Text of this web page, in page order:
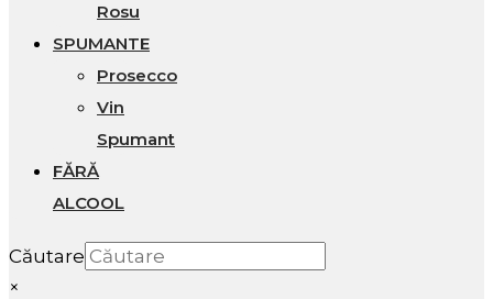
Rosu
SPUMANTE
Prosecco
Vin
Spumant
FĂRĂ
ALCOOL
Căutare
×